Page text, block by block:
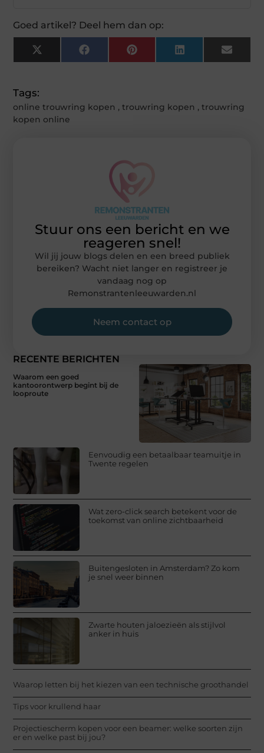
Goed artikel? Deel hem dan op:
X
(Twitter)
FacebookPinterestLinkedInEmail
Tags:
online trouwring kopen ,trouwring kopen ,trouwring
kopen online
RECENTE BERICHTEN
Waarom een goed
kantoorontwerp begint bij de
looproute
Eenvoudig een betaalbaar teamuitje in
Twente regelen
Wat zero-click search betekent voor de
toekomst van online zichtbaarheid
Buitengesloten in Amsterdam? Zo kom
je snel weer binnen
Zwarte houten jaloezieën als stijlvol
anker in huis
Waarop letten bij het kiezen van een technische groothandel
Tips voor krullend haar
Projectiescherm kopen voor een beamer: welke soorten zijn
er en welke past bij jou?
Stuur ons een bericht en we
reageren snel!
Wil jij jouw blogs delen en een breed publiek
bereiken? Wacht niet langer en registreer je
vandaag nog op
Remonstrantenleeuwarden.nl
Neem contact op